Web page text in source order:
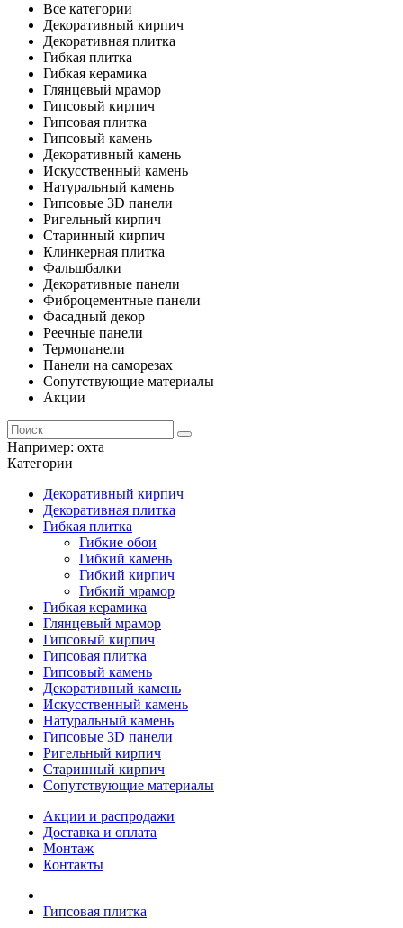
Все категории
Декоративный кирпич
Декоративная плитка
Гибкая плитка
Гибкая керамика
Глянцевый мрамор
Гипсовый кирпич
Гипсовая плитка
Гипсовый камень
Декоративный камень
Искусственный камень
Натуральный камень
Гипсовые 3D панели
Ригельный кирпич
Старинный кирпич
Клинкерная плитка
Фальшбалки
Декоративные панели
Фиброцементные панели
Фасадный декор
Реечные панели
Термопанели
Панели на саморезах
Сопутствующие материалы
Акции
Например: охта
Категории
Декоративный кирпич
Декоративная плитка
Гибкая плитка
Гибкие обои
Гибкий камень
Гибкий кирпич
Гибкий мрамор
Гибкая керамика
Глянцевый мрамор
Гипсовый кирпич
Гипсовая плитка
Гипсовый камень
Декоративный камень
Искусственный камень
Натуральный камень
Гипсовые 3D панели
Ригельный кирпич
Старинный кирпич
Сопутствующие материалы
Акции и распродажи
Доставка и оплата
Монтаж
Контакты
Гипсовая плитка